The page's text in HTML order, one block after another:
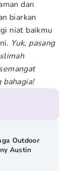
dan
biarkan
niat baikmu
Yuk, pasang
bahagia!
Outdoor
Austin